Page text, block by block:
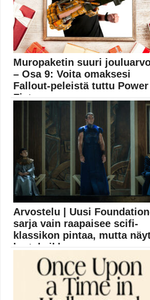
Muropaketin suuri
– Osa 9: Voita omaksesi
Fallout-peleistä tuttu Power
Fist
Muropaketin suuressa jouluarvonnassa 2021 on
jaossa 12 palkintoa...
Elokuvauutiset
Arvostelu | Uusi
sarja vain raapaisee scifi-
klassikon pintaa, mutta
kertakaikk...
Isaac Asimovin Säätiö-kirjoihin pohjaavan ja
jättibudjetilla tehdyn Foundation-tv-sarjan...
Apple TV Plus